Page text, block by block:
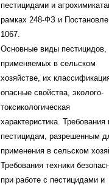
пестицидами и
рамках 248-ФЗ и
1067.
Основные виды пестицидов,
применяемых в сельском
хозяйстве, их
опасные свойства, эколого-
токсикологическая
характеристика. Требования
пестицидам, разрешенным
применения в сельском
Требования техники
при работе с пестицидами и